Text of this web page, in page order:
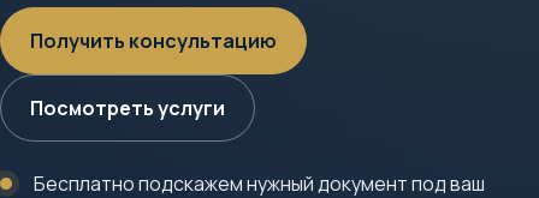
Получить консультацию
Посмотреть услуги
Бесплатно подскажем нужный документ под ваш